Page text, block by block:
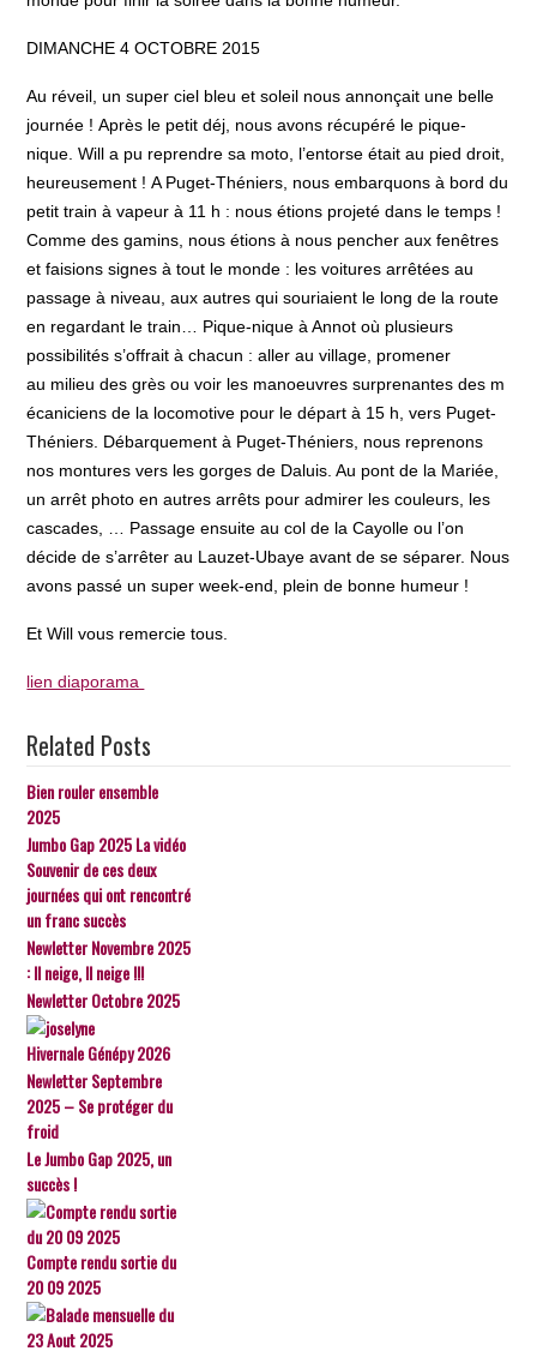
DIMANCHE 4 OCTOBRE 2015
Au réveil, un super ciel bleu et soleil nous annonçait une belle
journée ! Après le petit déj, nous avons récupéré le pique-
nique. Will a pu reprendre sa moto, l’entorse était au pied droit,
heureusement ! A Puget-Théniers, nous embarquons à bord du
petit train à vapeur à 11 h : nous étions projeté dans le temps !
Comme des gamins, nous étions à nous pencher aux fenêtres
et faisions signes à tout le monde : les voitures arrêtées au
passage à niveau, aux autres qui souriaient le long de la route
en regardant le train… Pique-nique à Annot où plusieurs
possibilités s’offrait à chacun : aller au village, promener
au milieu des grès ou voir les manoeuvres surprenantes des m
écaniciens de la locomotive pour le départ à 15 h, vers Puget-
Théniers. Débarquement à Puget-Théniers, nous reprenons
nos montures vers les gorges de Daluis. Au pont de la Mariée,
un arrêt photo en autres arrêts pour admirer les couleurs, les
cascades, … Passage ensuite au col de la Cayolle ou l’on
décide de s’arrêter au Lauzet-Ubaye avant de se séparer. Nous
avons passé un super week-end, plein de bonne humeur !
Et Will vous remercie tous.
lien diaporama
Related Posts
Bien rouler ensemble
2025
Jumbo Gap 2025 La vidéo
Souvenir de ces deux
journées qui ont rencontré
un franc succès
Newletter Novembre 2025
: Il neige, Il neige !!!
Newletter Octobre 2025
Hivernale Génépy 2026
Newletter Septembre
2025 – Se protéger du
froid
Le Jumbo Gap 2025, un
succès !
Compte rendu sortie du
20 09 2025